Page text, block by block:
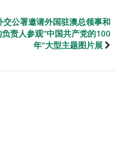
交公署邀请外国驻澳总领事和
责人参观“中国共产党的100
年”大型主题图片展